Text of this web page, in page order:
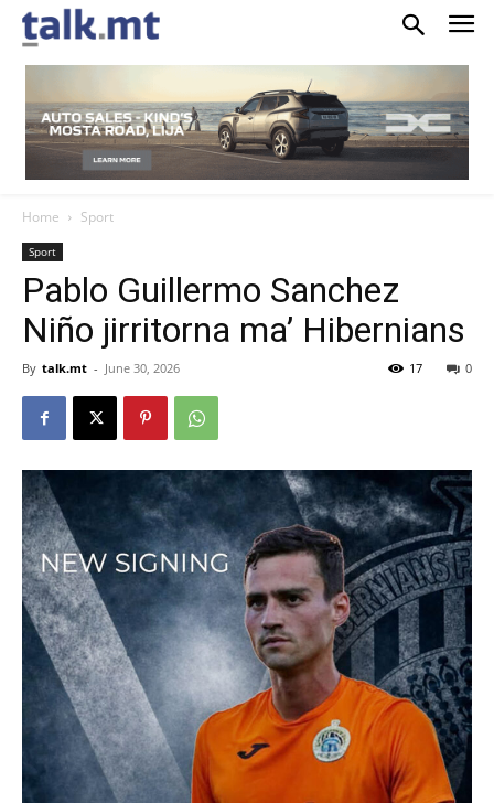
Home Sport
Sport
Pablo Guillermo Sanchez
Niño jirritorna ma’ Hibernians
By talk.mt - June 30, 2026 0
17